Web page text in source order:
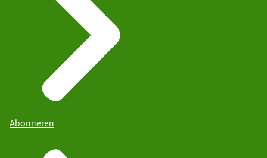
Abonneren